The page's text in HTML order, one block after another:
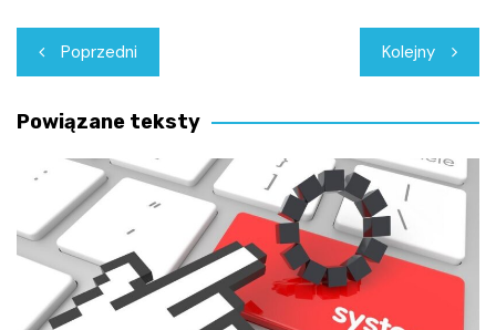
Nawigacja
wpisu
Poprzedni Kolejny
Powiązane teksty